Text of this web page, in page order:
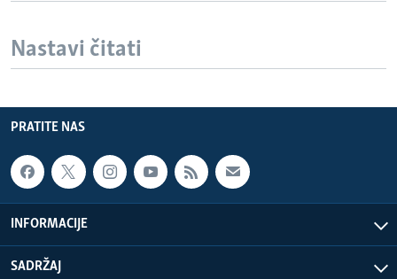
Nastavi čitati
PRATITE NAS
INFORMACIJE
SADRŽAJ